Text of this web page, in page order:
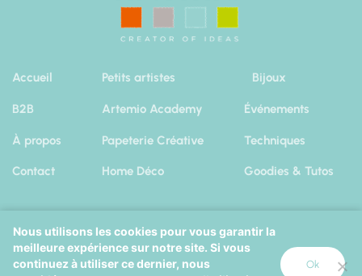
Accueil
B2B
À propos
Contact
Petits artistes
Artemio Academy
Papeterie Créative
Home Déco
Bijoux
Événements
Techniques
Goodies & Tutos
Artemio 2019 | Mentions Légales Cookies
Nous utilisons les cookies pour vous garantir la
meilleure expérience sur notre site. Si vous
continuez à utiliser ce dernier, nous
Ok